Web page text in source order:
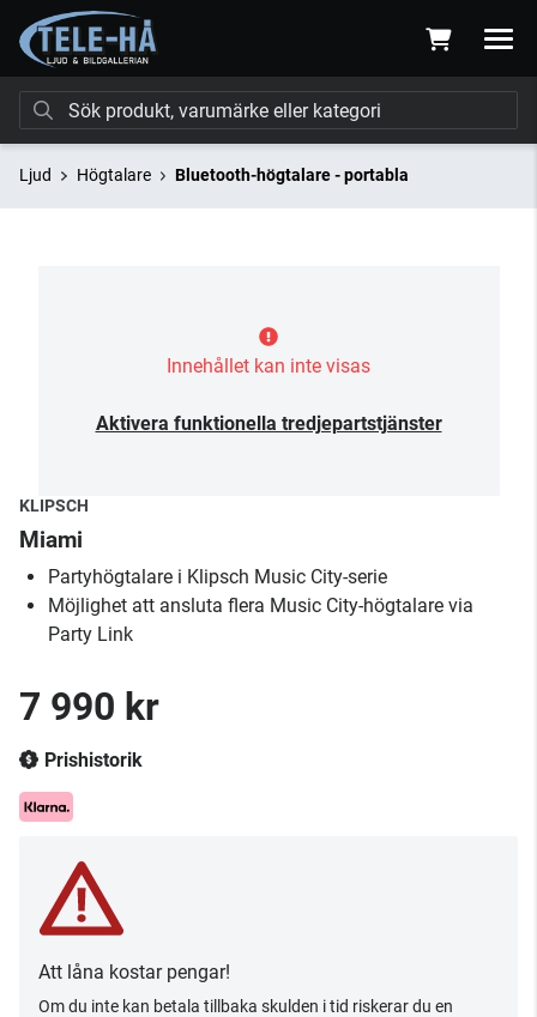
Ljud Högtalare Bluetooth-högtalare - portabla
Innehållet kan inte visas
Aktivera funktionella tredjepartstjänster
KLIPSCH
Miami
Partyhögtalare i Klipsch Music City-serie
Möjlighet att ansluta flera Music City-högtalare via
Party Link
7 990 kr
Prishistorik
Att låna kostar pengar!
Om du inte kan betala tillbaka skulden i tid riskerar du en